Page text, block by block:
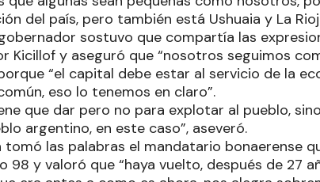
del país, pero también está Ushuaia y La
sostuvo que compartía las
Kicillof y aseguró que “nosotros seguimos
“el capital debe estar al servicio de la
eso lo tenemos en claro”.
que dar pero no para explotar al pueblo,
argentino, en este caso”, aseveró.
tomó las palabras el mandatario bonaerense
98 y valoró que “haya vuelto, después de 27